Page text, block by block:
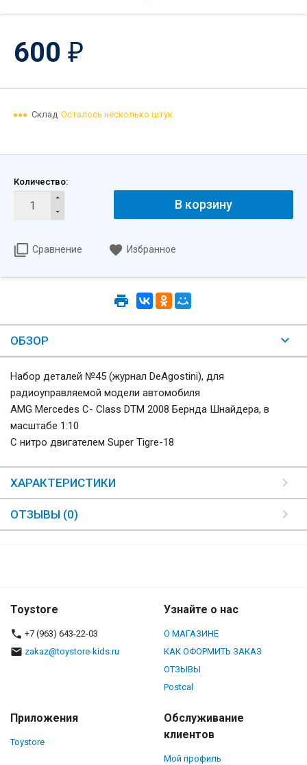
600 ₽
Склад Осталось несколько штук
Количество:
В корзину
Сравнение Избранное
ОБЗОР
Набор деталей №45 (журнал DeAgostini), для
радиоуправляемой модели автомобиля
AMG Mercedes C- Class DTM 2008 Бернда Шнайдера, в
масштабе 1:10
С нитро двигателем Super Tigre-18
ХАРАКТЕРИСТИКИ
ОТЗЫВЫ (0)
Toystore
+7 (963) 643-22-03
zakaz@toystore-kids.ru
Узнайте о нас
О МАГАЗИНЕ
КАК ОФОРМИТЬ ЗАКАЗ
ОТЗЫВЫ
Postcal
Приложения
Toystore
Обслуживание
клиентов
Мой профиль